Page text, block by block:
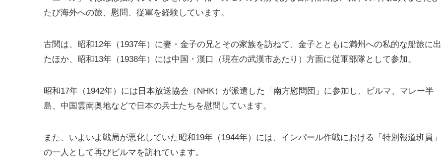
たび海外への旅、慰問、従軍を経験しています。
古関は、昭和12年（1937年）に妻・金子の兄とその家族を訪ねて、金子とともに満州への私的な船旅に出
たほか、昭和13年（1938年）には中国・漢口（現在の武漢市あたり）方面に従軍部隊として参加。
昭和17年（1942年）には日本放送協会（NHK）が派遣した「南方慰問団」に参加し、ビルマ、マレー半
島、中国雲南奥地などで日本の兵士たちを慰問しています。
また、いよいよ戦局が悪化していた昭和19年（1944年）には、インパール作戦における「特別報道班員」
の一人として再びビルマを訪れています。